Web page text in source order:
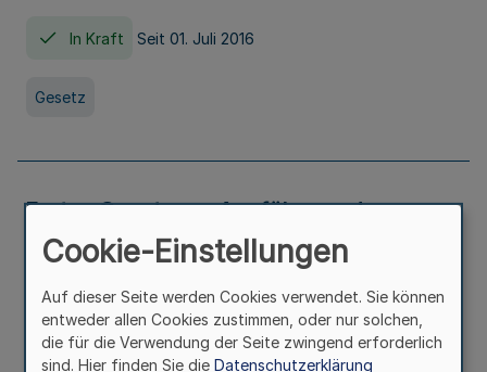
In Kraft Seit 01. Juli 2016
Gesetz
Erstes Gesetz zur Ausführung des
Kinder- und Jugendhilfegesetzes - AG -
KJHG -
In Kraft Seit 01. Januar 1991
Cookie-Einstellungen
Auf dieser Seite werden Cookies verwendet. Sie können
entweder allen Cookies zustimmen, oder nur solchen,
die für die Verwendung der Seite zwingend erforderlich
sind. Hier finden Sie die Datenschutzerklärung